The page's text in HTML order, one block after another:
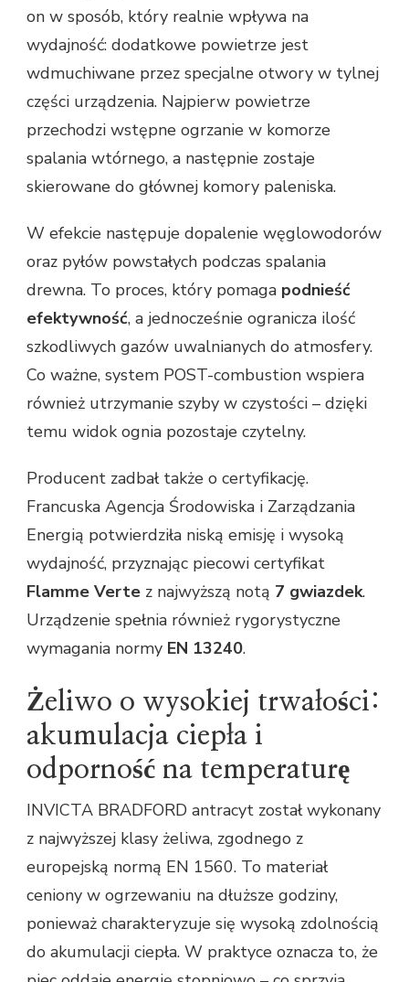
on w sposób, który realnie wpływa na
wydajność: dodatkowe powietrze jest
wdmuchiwane przez specjalne otwory w tylnej
części urządzenia. Najpierw powietrze
przechodzi wstępne ogrzanie w komorze
spalania wtórnego, a następnie zostaje
skierowane do głównej komory paleniska.
W efekcie następuje dopalenie węglowodorów
oraz pyłów powstałych podczas spalania
drewna. To proces, który pomaga podnieść
efektywność, a jednocześnie ogranicza ilość
szkodliwych gazów uwalnianych do atmosfery.
Co ważne, system POST-combustion wspiera
również utrzymanie szyby w czystości – dzięki
temu widok ognia pozostaje czytelny.
Producent zadbał także o certyfikację.
Francuska Agencja Środowiska i Zarządzania
Energią potwierdziła niską emisję i wysoką
wydajność, przyznając piecowi certyfikat
Flamme Verte z najwyższą notą 7 gwiazdek.
Urządzenie spełnia również rygorystyczne
wymagania normy EN 13240.
Żeliwo o wysokiej trwałości:
akumulacja ciepła i
odporność na temperaturę
INVICTA BRADFORD antracyt został wykonany
z najwyższej klasy żeliwa, zgodnego z
europejską normą EN 1560. To materiał
ceniony w ogrzewaniu na dłuższe godziny,
ponieważ charakteryzuje się wysoką zdolnością
do akumulacji ciepła. W praktyce oznacza to, że